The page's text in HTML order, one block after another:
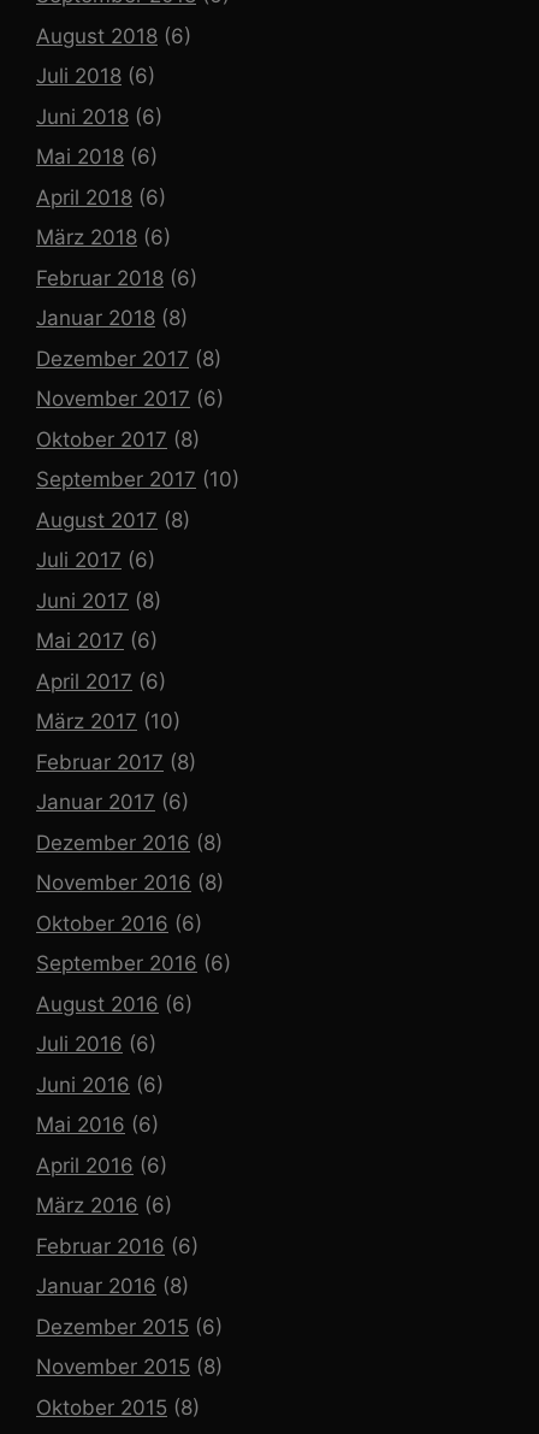
August 2018 (6)
Juli 2018 (6)
Juni 2018 (6)
Mai 2018 (6)
April 2018 (6)
März 2018 (6)
Februar 2018 (6)
Januar 2018 (8)
Dezember 2017 (8)
November 2017 (6)
Oktober 2017 (8)
September 2017 (10)
August 2017 (8)
Juli 2017 (6)
Juni 2017 (8)
Mai 2017 (6)
April 2017 (6)
März 2017 (10)
Februar 2017 (8)
Januar 2017 (6)
Dezember 2016 (8)
November 2016 (8)
Oktober 2016 (6)
September 2016 (6)
August 2016 (6)
Juli 2016 (6)
Juni 2016 (6)
Mai 2016 (6)
April 2016 (6)
März 2016 (6)
Februar 2016 (6)
Januar 2016 (8)
Dezember 2015 (6)
November 2015 (8)
Oktober 2015 (8)